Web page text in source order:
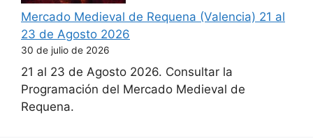
Mercado Medieval de Requena (Valencia) 21 al
23 de Agosto 2026
30 de julio de 2026
21 al 23 de Agosto 2026. Consultar la
Programación del Mercado Medieval de
Requena.